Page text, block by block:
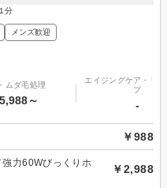
分
メンズ歓迎
ムダ毛処理
～
エイジングケア・リ
プ
-
￥988
強力60Wびっくりホ
￥2,988